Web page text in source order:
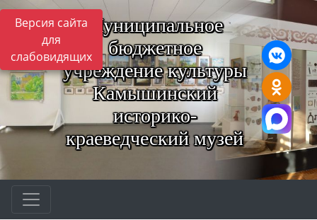
Версия сайта
для
слабовидящих
Муниципальное
бюджетное
учреждение культуры
Камышинский
историко-
краеведческий музей